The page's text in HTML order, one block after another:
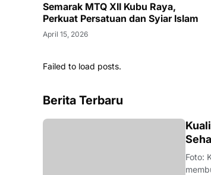
Semarak MTQ XII Kubu Raya,
Perkuat Persatuan dan Syiar Islam
April 15, 2026
Failed to load posts.
Berita Terbaru
Foto: